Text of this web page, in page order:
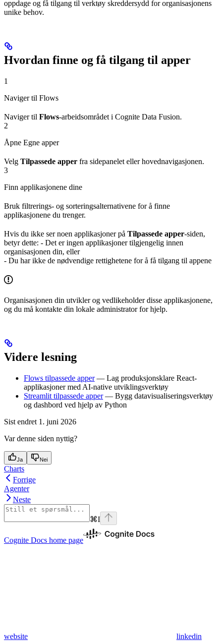
oppdage og få tilgang til verktøy skreddersydd for organisasjonens
unike behov.
Hvordan finne og få tilgang til apper
1
Naviger til Flows
Naviger til Flows-arbeidsområdet i Cognite Data Fusion.
2
Åpne Egne apper
Velg Tilpassede apper fra sidepanelet eller hovednavigasjonen.
3
Finn applikasjonene dine
Bruk filtrerings- og sorteringsalternativene for å finne
applikasjonene du trenger.
Hvis du ikke ser noen applikasjoner på Tilpassede apper-siden,
betyr dette: - Det er ingen applikasjoner tilgjengelig innen
organisasjonen din, eller
- Du har ikke de nødvendige rettighetene for å få tilgang til appene
Organisasjonen din utvikler og vedlikeholder disse applikasjonene,
og du må kontakte din lokale administrator for hjelp.
Videre lesning
Flows tilpassede apper— Lag produksjonsklare React-
applikasjoner med AI-native utviklingsverktøy
Streamlit tilpassede apper— Bygg datavisualiseringsverktøy
og dashbord ved hjelp av Python
Sist endret 1. juni 2026
Var denne siden nyttig?
Ja Nei
Charts
Forrige
Agenter
Neste
⌘I
Cognite Docs home page
website linkedin